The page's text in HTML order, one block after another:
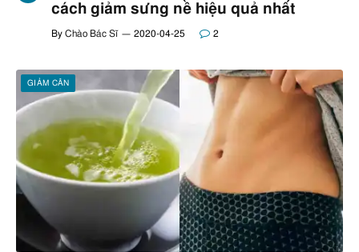
cách giảm sưng nề hiệu quả nhất
By Chào Bác Sĩ 2020-04-25 2
GIẢM CÂN